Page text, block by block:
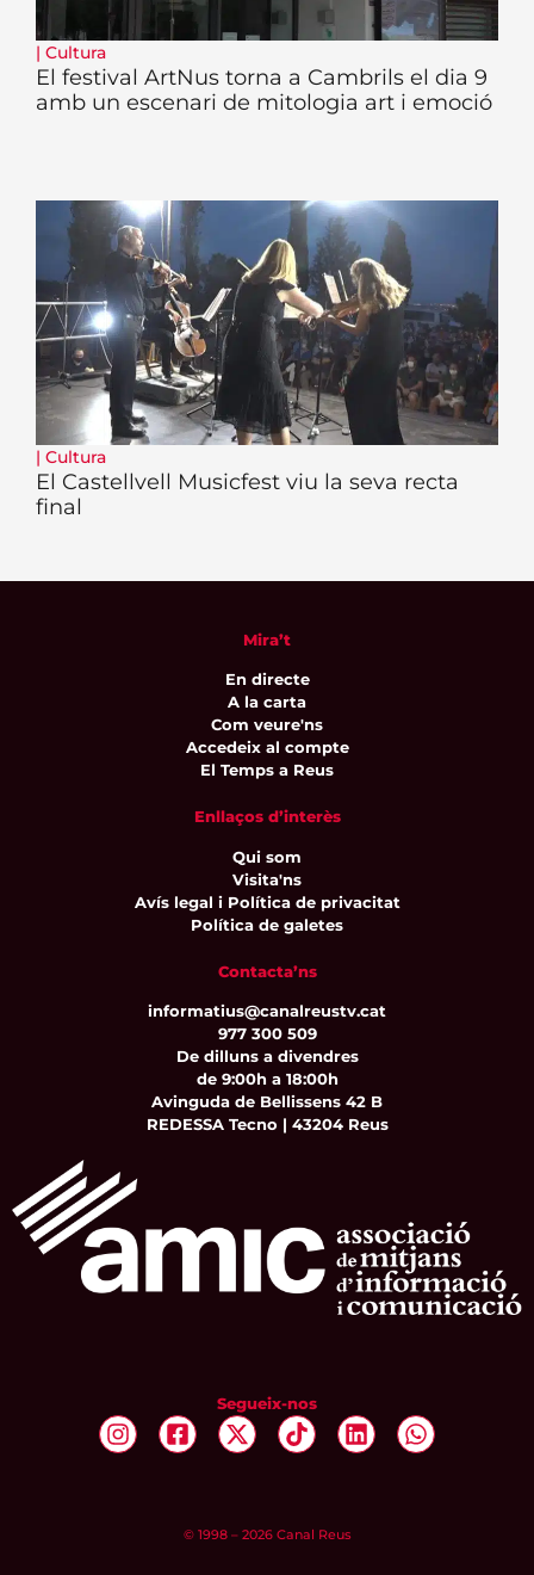
| Cultura
El festival ArtNus torna a Cambrils el dia 9
amb un escenari de mitologia art i emoció
| Cultura
El Castellvell Musicfest viu la seva recta
final
Mira’t
En directe
A la carta
Com veure'ns
Accedeix al compte
El Temps a Reus
Enllaços d’interès
Qui som
Visita'ns
Avís legal i Política de privacitat
Política de galetes
Contacta’ns
informatius@canalreustv.cat
977 300 509
De dilluns a divendres
de 9:00h a 18:00h
Avinguda de Bellissens 42 B
REDESSA Tecno | 43204 Reus
Segueix-nos
© 1998 – 2026 Canal Reus